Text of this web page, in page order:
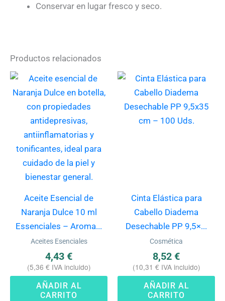
Conservar en lugar fresco y seco.
Productos relacionados
Aceite Esencial de
Naranja Dulce 10 ml
Essenciales – Aroma...
Aceites Esenciales
4,43 €
(5,36 € IVA incluido)
AÑADIR AL
CARRITO
Cinta Elástica para
Cabello Diadema
Desechable PP 9,5×...
Cosmética
8,52 €
(10,31 € IVA incluido)
AÑADIR AL
CARRITO